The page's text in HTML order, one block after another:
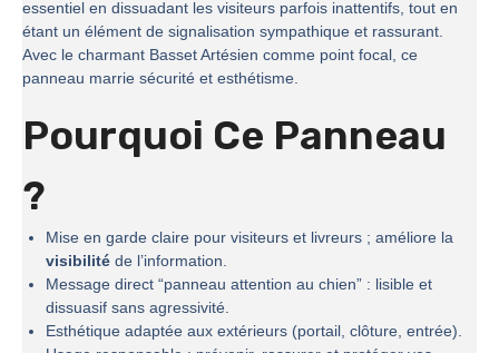
essentiel en dissuadant les visiteurs parfois inattentifs, tout en
étant un élément de signalisation sympathique et rassurant.
Avec le charmant Basset Artésien comme point focal, ce
panneau marrie sécurité et esthétisme.
Pourquoi Ce Panneau
?
Mise en garde claire pour visiteurs et livreurs ; améliore la
visibilité de l’information.
Message direct “panneau attention au chien” : lisible et
dissuasif sans agressivité.
Esthétique adaptée aux extérieurs (portail, clôture, entrée).